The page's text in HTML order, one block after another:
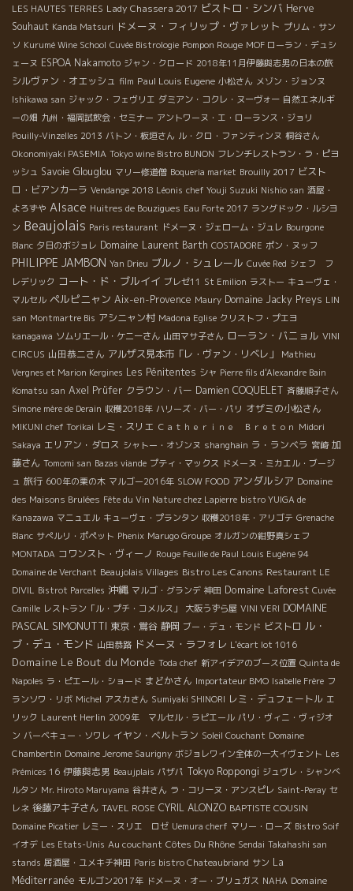
LES HAUTES TERRES Lady Chassera 2017 ビストロ・シンバ Herve
Souhaut Kanda Matsuri ドメーヌ・フィリップ・ヴァレット プリム・サン
ソ Kurumé Wine School Cuvée Bistrologie Pompon Rouge MOF ローラン・デュシ
ェーヌ ESPOA Nakamoto ジャン・クロード 2018年11月伊藤與志男の日本の旅
シルヴァン・オエッシュ film Paul Louis Eugene 小松さん メゾン・ジョンヌ
Ishikawa san ジャック・フェヴリエ ダミアン・コクレ・ヌーヴォー 自然エネルギ
ーの畑 九州・福岡試飲会・セミナー アントワーヌ・エ・ローランス・ジョリ
Pouilly-Vinzelles 2013 バトン・板垣さん ル・クロ・ファンティンヌ 桐谷さん
Okonomiyaki PASEMIA Tokyo wine Bistro BUNON フレンチレストラン・ラ・ピヨ
ッシュ Savoie Glouglou マリー修道僧 Boqueria market Brouilly 2017 ビスト
ロ・ビアンカーラ Vendange 2018 Léonis chef Youji Suzuki Nishio san 酒屋・
よろずや Alsace Huitres de Bouzigues Eau Forte 2017 ラングドック・ルシヨ
ン Beaujolais Paris restaurant ドメーヌ・ジェローム・ジュレ Bourgone
Blanc 夕日のボジョレ Domaine Laurent Barth COSTADORE ポン・ヌッフ
PHILIPPE JAMBON Yan Drieu ブルノ・シュレール Cuvée Red シェフ フ
レデリック コート・ド・ブルイイ ブレゼ11 St Emilion ラストー キューヴェ・
マルセル ペルピニャン Aix-en-Provence Maury Domaine Jacky Preys LIN
san Montmartre Bis アシニャン村 Madona Eglise クリストフ・プエヨ
kanagawa ソムリエール・ケニーさん 山田マサ子さん ローラン・バニョル VINI
CIRCUS 山田恭二さん アルザス見本市「レ・ヴァン・リベレ」
Mathieu
Vergnes et Marion Kergines Les Pénitentes シャ Pierre fils d'Alexandre Bain
Komatsu san Axel Prüfer クラウン・バー Damien COQUELET 斉藤順子さん
Simone mère de Derain 収穫2018年 ハリーズ・バー・パリ オザミの小松さん
MIKUNI chef Torikai レミ・スリエ Ｃａｔｈｅｒｉｎｅ Ｂｒｅｔｏｎ Midori
Sakaya エリアン・ダロス シャトー・オゾンヌ shanghain ラ・ランベラ 宮崎 加
藤さん Tomomi san Bazas viande プティ・マックス ドメーヌ・ミカエル・ブージ
ュ 旅行 600年の栗の木 マルゴー2016年 SLOW FOOD アンダルシア Domaine
des Maisons Brulées Fête du Vin Nature chez Lapierre bistro YUIGA de
Kanazawa マニュエル キューヴェ・プランタン 収穫2018年・アリゴテ Grenache
Blanc サぺルリ・ポペット Phenix Marugo Groupe オルガンの紺野真シェフ
MONTADA コワンスト・ヴィーノ Rouge Feuille de Paul Louis Eugène 94
Domaine de Verchant Beaujolais Villages Bistro Les Canons Restaurant LE
DIVIL Bistrot Parcelles 沖縄 マルゴ・グランデ 神田 Domaine Laforest Cuvée
Camille レストラン「ル・プチ・コメルス」 大阪うずら屋 VINI VERI DOMAINE
PASCAL SIMONUTTI 東京・鴬谷 静岡 ブー・デュ・モンド ビストロ ル・
ブ・デュ・モンド 山田恭路 ドメーヌ・ラフォレ L'écart lot 1016
Domaine Le Bout du Monde Toda chef 新アイデアのブース位置 Quinta de
Napoles ラ・ピエール・ショード まどかさん Importateur BMO Isabelle Frère フ
ランソワ・リボ Michel アスカさん Sumiyaki SHINORI レミ・デュフェートル エ
リック Laurent Herlin 2009年 マルセル・ラピエール パリ・ヴィニ・ヴィジオ
ン バーベキュー・ソワレ イヤン・ベルトラン Soleil Couchant Domaine
Chambertin Domaine Jerome Saurigny ボジョレワイン全体の一大イヴェント Les
Prémices 16 伊藤與志男 Beaujplais パザパ Tokyo Roppongi ジュヴレ・シャンべ
ルタン Mr. Hiroto Maruyama 谷井さん ラ・コリーヌ・アンスピレ Saint-Peray セ
レネ 後藤アキ子さん TAVEL ROSE CYRIL ALONZO BAPTISTE COUSIN
Domaine Picatier レミー・スリエ ロゼ Uemura cherf マリー・ローズ Bistro Soif
イオデ Les Etats-Unis Au couchant Côtes Du Rhône Sendai Takahashi san
stands 居酒屋・ユメキチ神田 Paris bistro Chateaubriand サン La
Méditerranée モルゴン2017年 ドメーヌ・オー・ブリュガス NAHA Domaine